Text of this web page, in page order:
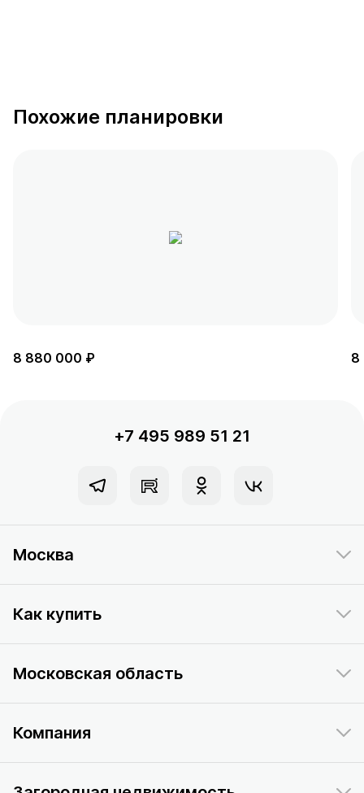
Похожие планировки
8 880 000 ₽ 8
+7 495 989 51 21
Москва
Как купить
Московская область
Компания